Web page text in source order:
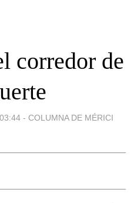
corredor de
- COLUMNA DE MÉRICI